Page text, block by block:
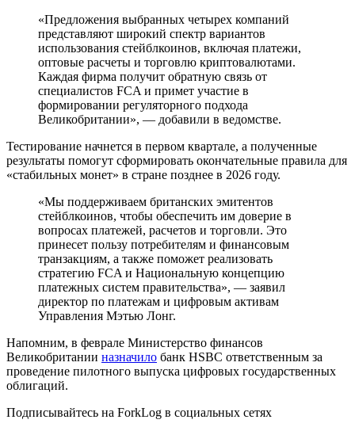
«Предложения выбранных четырех компаний
представляют широкий спектр вариантов
использования стейблкоинов, включая платежи,
оптовые расчеты и торговлю криптовалютами.
Каждая фирма получит обратную связь от
специалистов FCA и примет участие в
формировании регуляторного подхода
Великобритании», — добавили в ведомстве.
Тестирование начнется в первом квартале, а полученные
результаты помогут сформировать окончательные правила для
«стабильных монет» в стране позднее в 2026 году.
«Мы поддерживаем британских эмитентов
стейблкоинов, чтобы обеспечить им доверие в
вопросах платежей, расчетов и торговли. Это
принесет пользу потребителям и финансовым
транзакциям, а также поможет реализовать
стратегию FCA и Национальную концепцию
платежных систем правительства», — заявил
директор по платежам и цифровым активам
Управления Мэтью Лонг.
Напомним, в феврале Министерство финансов
Великобритании назначило банк HSBC ответственным за
проведение пилотного выпуска цифровых государственных
облигаций.
Подписывайтесь на ForkLog в социальных сетях